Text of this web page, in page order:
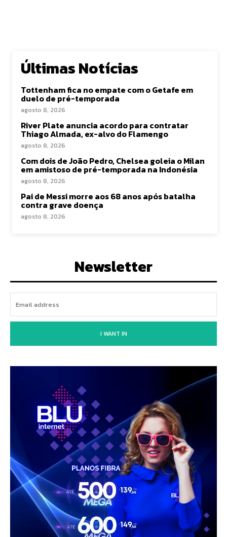
Últimas Notícias
Tottenham fica no empate com o Getafe em
duelo de pré-temporada
agosto 8, 2026
River Plate anuncia acordo para contratar
Thiago Almada, ex-alvo do Flamengo
agosto 8, 2026
Com dois de João Pedro, Chelsea goleia o Milan
em amistoso de pré-temporada na Indonésia
agosto 8, 2026
Pai de Messi morre aos 68 anos após batalha
contra grave doença
agosto 8, 2026
Newsletter
I WANT IN